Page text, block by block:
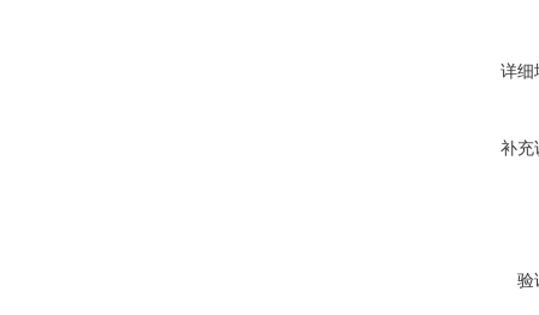
详细
补充
验